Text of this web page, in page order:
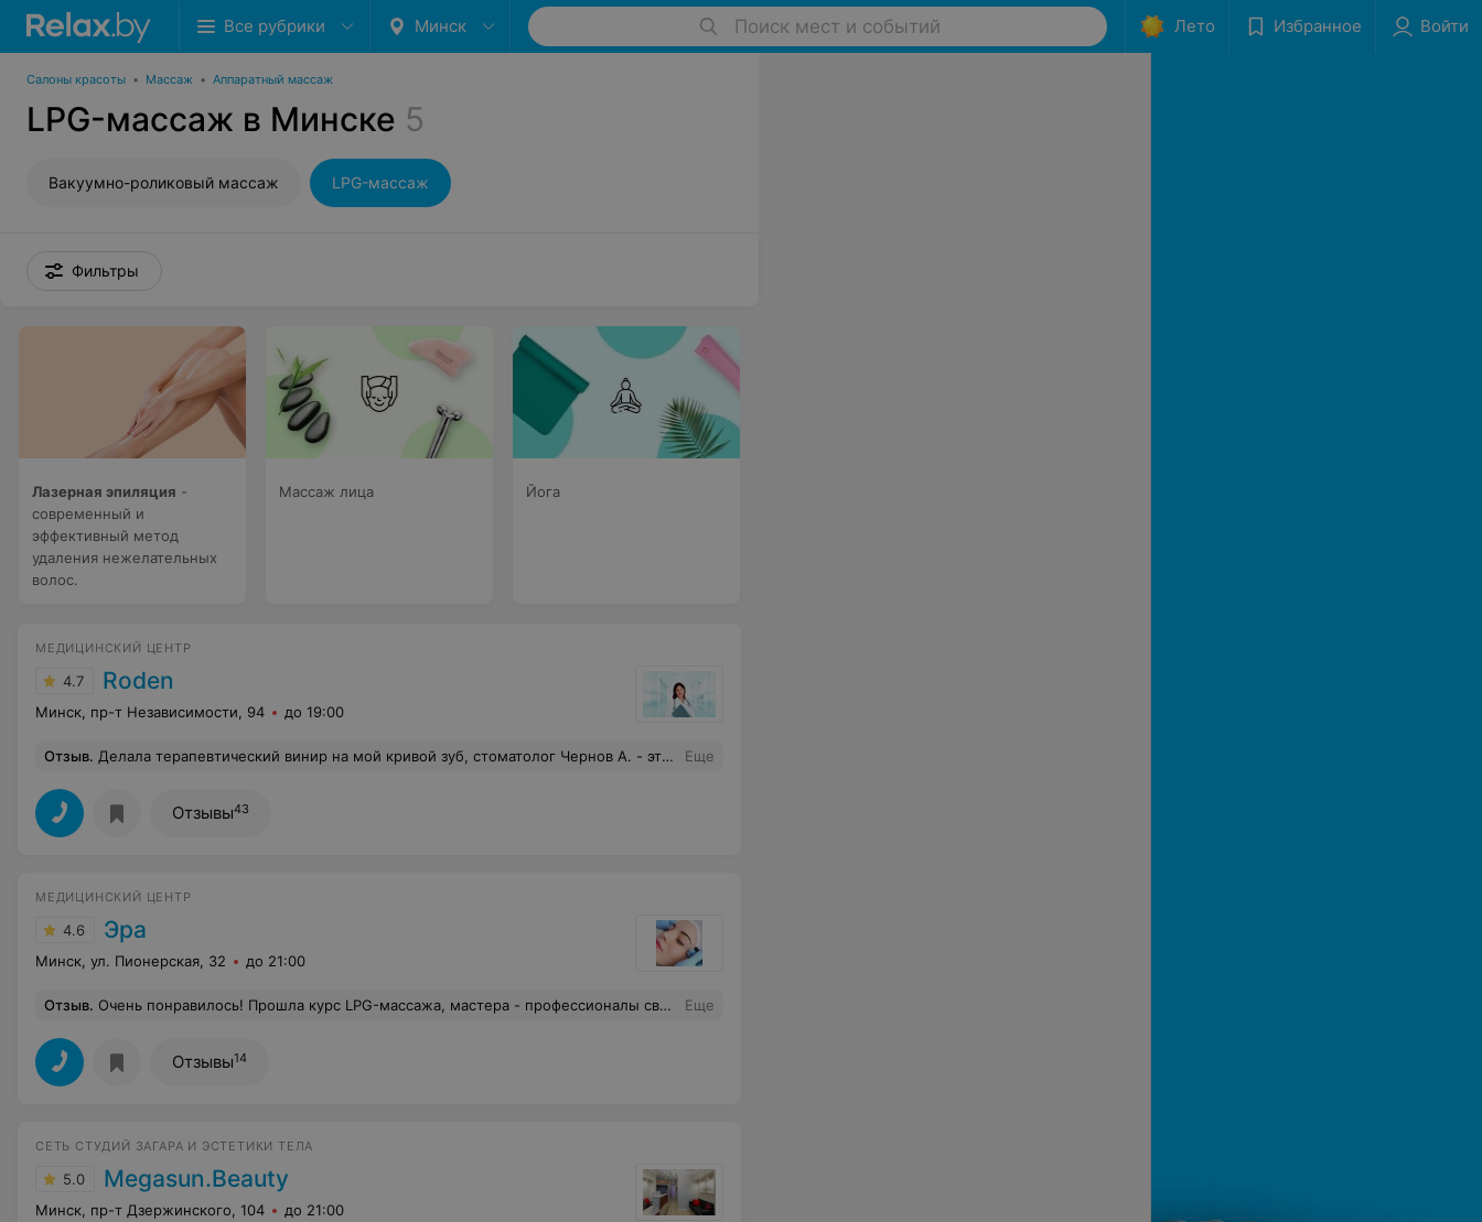
Все рубрики Минск Поиск мест и событий Лето Избранное Войти
Салоны красоты • Массаж • Аппаратный массаж
LPG-массаж в Минске 5
Вакуумно-роликовый массаж LPG-массаж
Фильтры
Лазерная эпиляция -
современный и
эффективный метод
удаления нежелательных
волос.
Массаж лица Йога
МЕДИЦИНСКИЙ ЦЕНТР
4.7 Roden
Минск, пр-т Независимости, 94 до 19:00
Отзыв. Делала терапевтический винир на мой кривой зуб, стоматолог Чернов А. - это не просто профессионал своего дела, но и замечательный человек. Он предложил несколько вариантов исправления ситуации, но а когда делал винир чувствовалось, что он делает на совесть, вымерял, слушал мои пожелания. Спасибо вам, приду еще раз на другие услуги)) Еще
Отзывы43
МЕДИЦИНСКИЙ ЦЕНТР
4.6 Эра
Минск, ул. Пионерская, 32 до 21:00
Отзыв. Очень понравилось! Прошла курс LPG-массажа, мастера - профессионалы своего дела. Побывала у обоих на приеме за это время, разницы нет, эффект супер! Похудела и кожа подтянулась. Еще
Отзывы14
СЕТЬ СТУДИЙ ЗАГАРА И ЭСТЕТИКИ ТЕЛА
5.0 Megasun.Beauty
Минск, пр-т Дзержинского, 104 до 21:00